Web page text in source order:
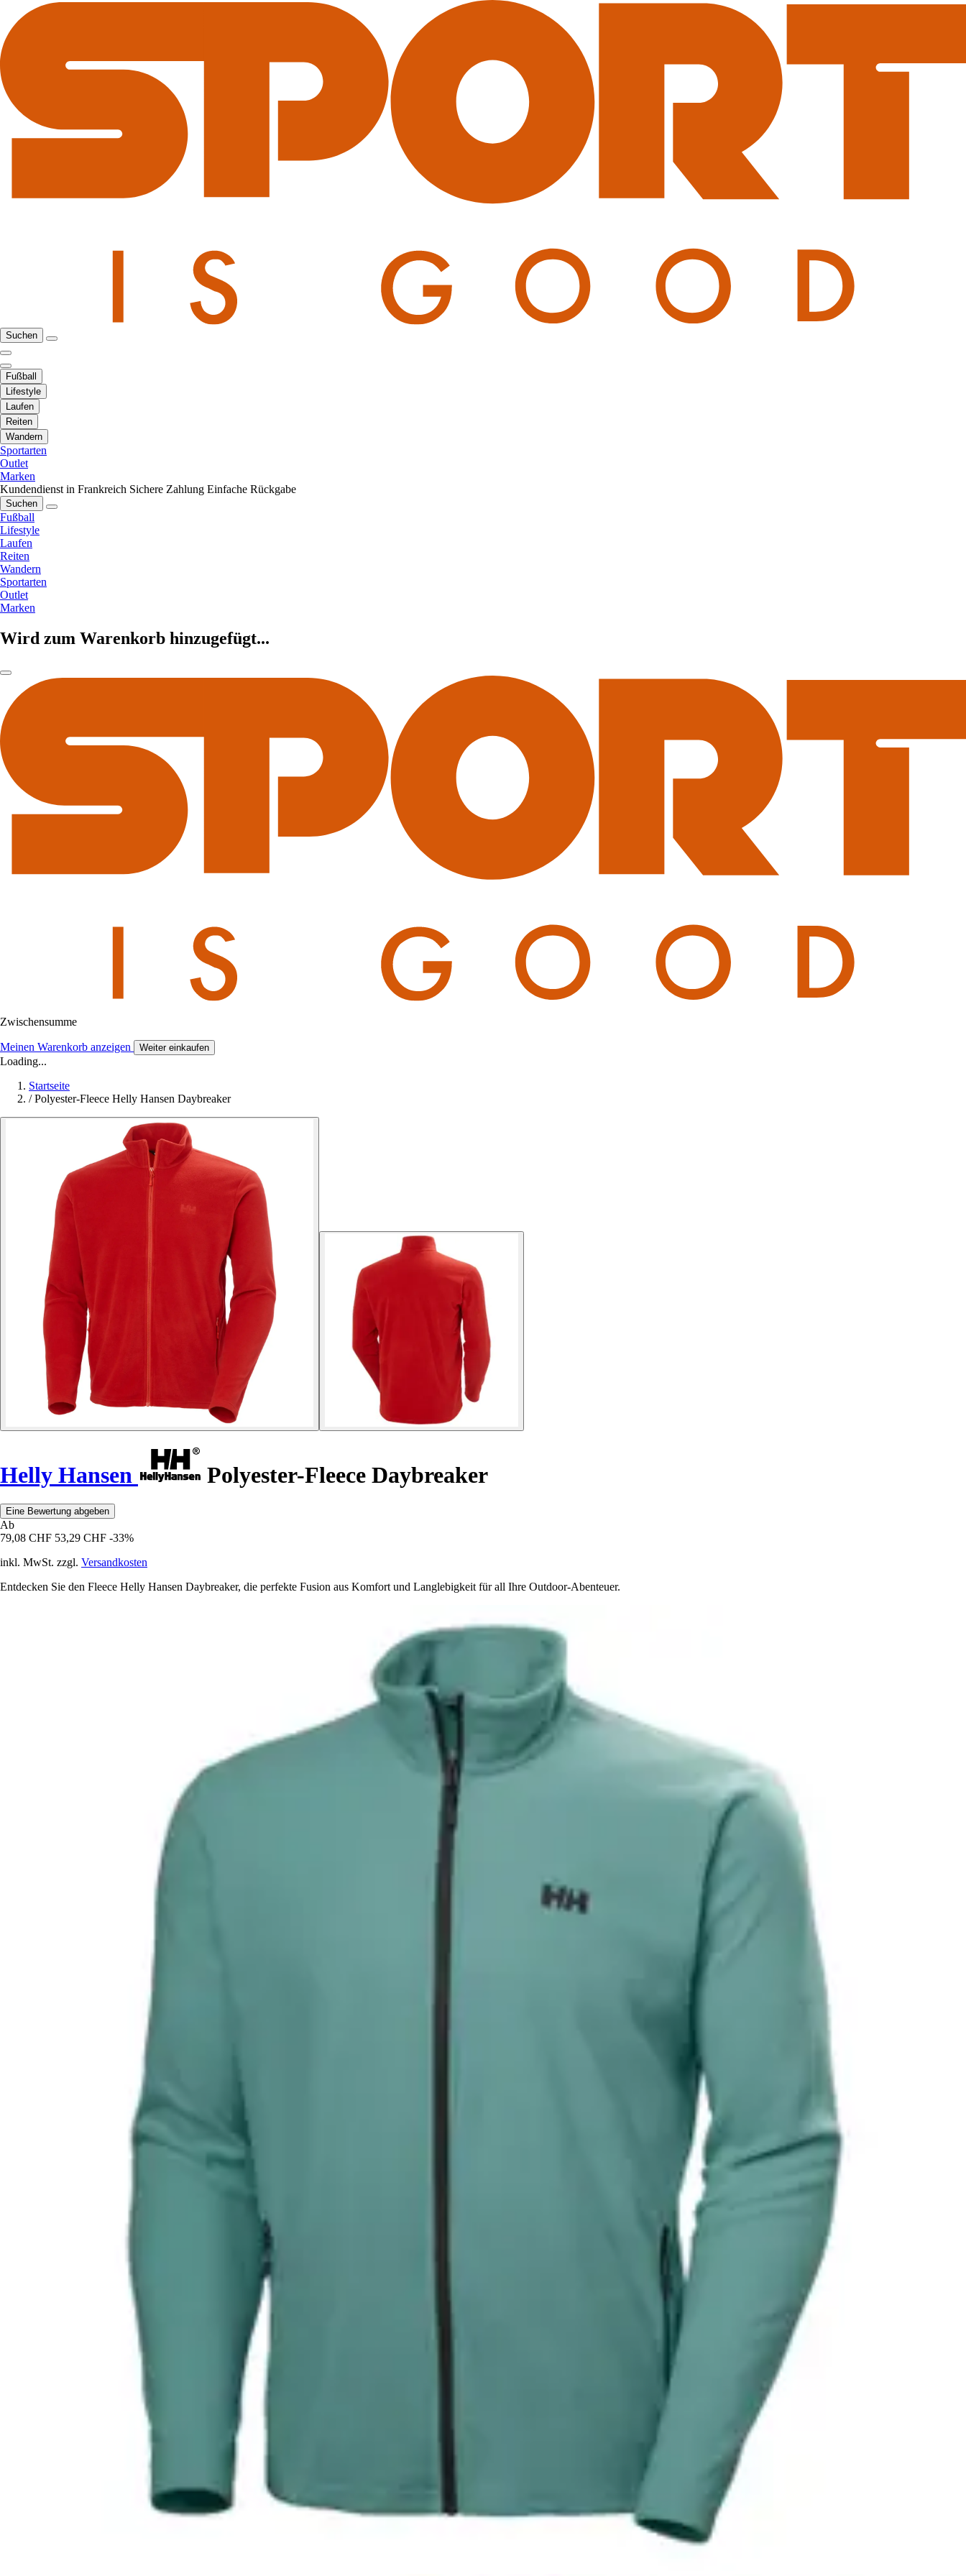
Suchen
Fußball
Lifestyle
Laufen
Reiten
Wandern
Sportarten
Outlet
Marken
Kundendienst in Frankreich Sichere Zahlung Einfache Rückgabe
Suchen
Fußball
Lifestyle
Laufen
Reiten
Wandern
Sportarten
Outlet
Marken
Wird zum Warenkorb hinzugefügt...
Zwischensumme
Meinen Warenkorb anzeigen Weiter einkaufen
Loading...
Startseite
/ Polyester-Fleece Helly Hansen Daybreaker
Helly Hansen Polyester-Fleece Daybreaker
Eine Bewertung abgeben
Ab
79,08 CHF 53,29 CHF -33%
inkl. MwSt. zzgl. Versandkosten
Entdecken Sie den Fleece Helly Hansen Daybreaker, die perfekte Fusion aus Komfort und Langlebigkeit für all Ihre Outdoor-Abenteuer.